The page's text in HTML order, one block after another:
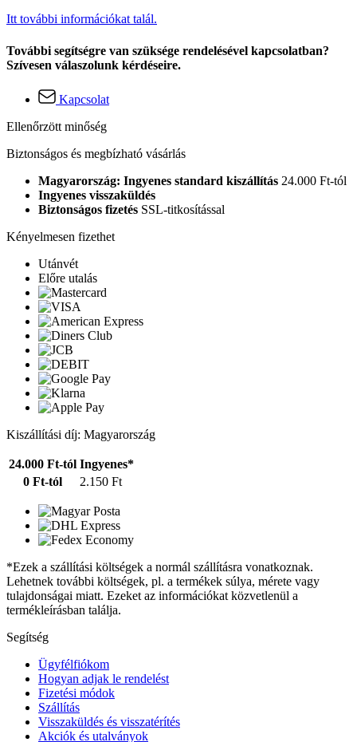
Itt további információkat talál.
További segítségre van szüksége rendelésével kapcsolatban?
Szívesen válaszolunk kérdéseire.
Kapcsolat
Ellenőrzött minőség
Biztonságos és megbízható vásárlás
Magyarország: Ingyenes standard kiszállítás 24.000 Ft-tól
Ingyenes visszaküldés
Biztonságos fizetés SSL-titkosítással
Kényelmesen fizethet
Utánvét
Előre utalás
Kiszállítási díj: Magyarország
24.000 Ft-tól Ingyenes*
0 Ft-tól
2.150 Ft
*Ezek a szállítási költségek a normál szállításra vonatkoznak.
Lehetnek további költségek, pl. a termékek súlya, mérete vagy
tulajdonságai miatt. Ezeket az információkat közvetlenül a
termékleírásban találja.
Segítség
Ügyfélfiókom
Hogyan adjak le rendelést
Fizetési módok
Szállítás
Visszaküldés és visszatérítés
Akciók és utalványok